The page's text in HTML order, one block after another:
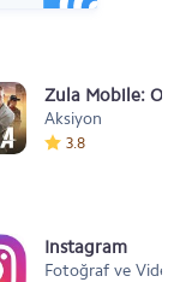
Zula Mobile:
Aksiyon
3.8
Instagram
Fotoğraf ve Video